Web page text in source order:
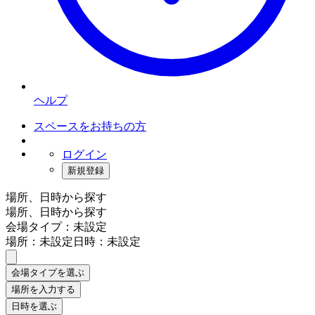
ヘルプ
スペースをお持ちの方
ログイン
新規登録
場所、日時から探す
場所、日時から探す
会場タイプ：未設定
場所：未設定日時：未設定
会場タイプを選ぶ
場所を入力する
日時を選ぶ